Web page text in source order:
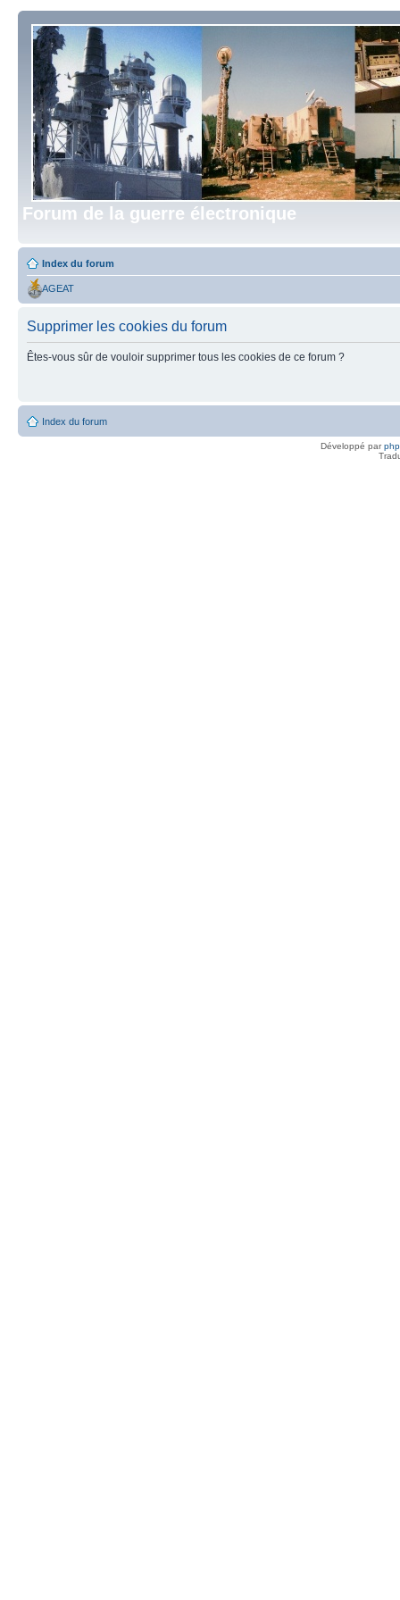
Forum de la guerre électronique
Index du forum
AGEAT
Supprimer les cookies du forum
Êtes-vous sûr de vouloir supprimer tous les cookies de ce forum ?
Index du forum
Développé par